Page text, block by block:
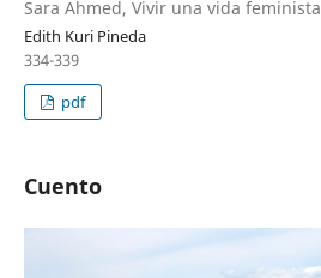
Sara Ahmed, Vivir una vida feminista
Edith Kuri Pineda
334-339
pdf
Cuento